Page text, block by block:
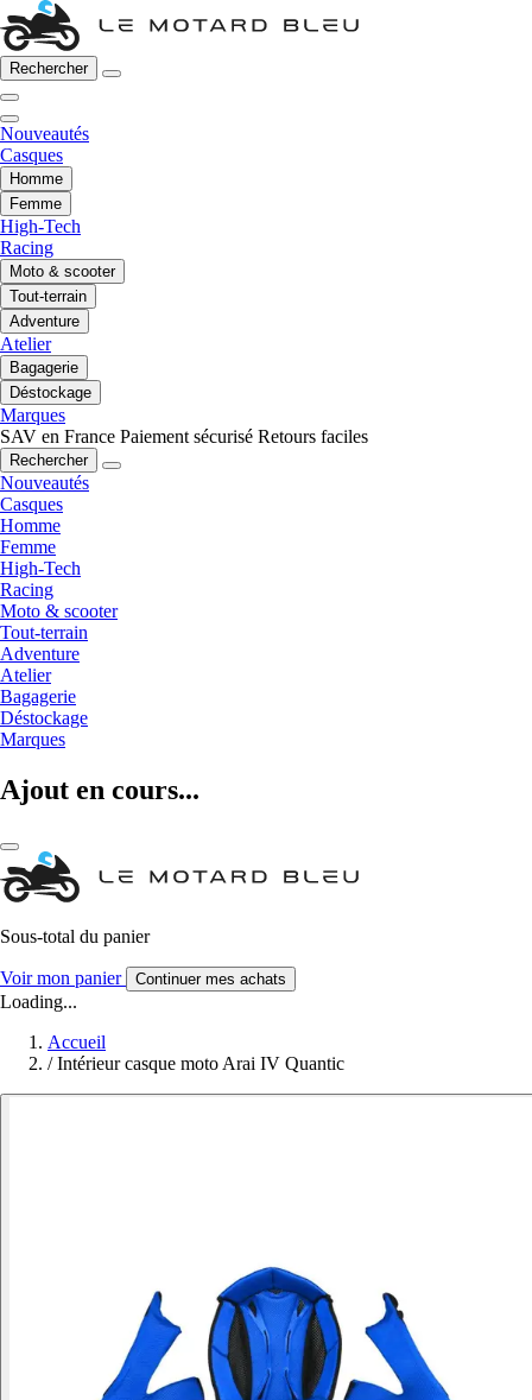
Rechercher
Nouveautés
Casques
Homme
Femme
High-Tech
Racing
Moto & scooter
Tout-terrain
Adventure
Atelier
Bagagerie
Déstockage
Marques
SAV en France Paiement sécurisé Retours faciles
Rechercher
Nouveautés
Casques
Homme
Femme
High-Tech
Racing
Moto & scooter
Tout-terrain
Adventure
Atelier
Bagagerie
Déstockage
Marques
Ajout en cours...
Sous-total du panier
Voir mon panier Continuer mes achats
Loading...
Accueil
/ Intérieur casque moto Arai IV Quantic